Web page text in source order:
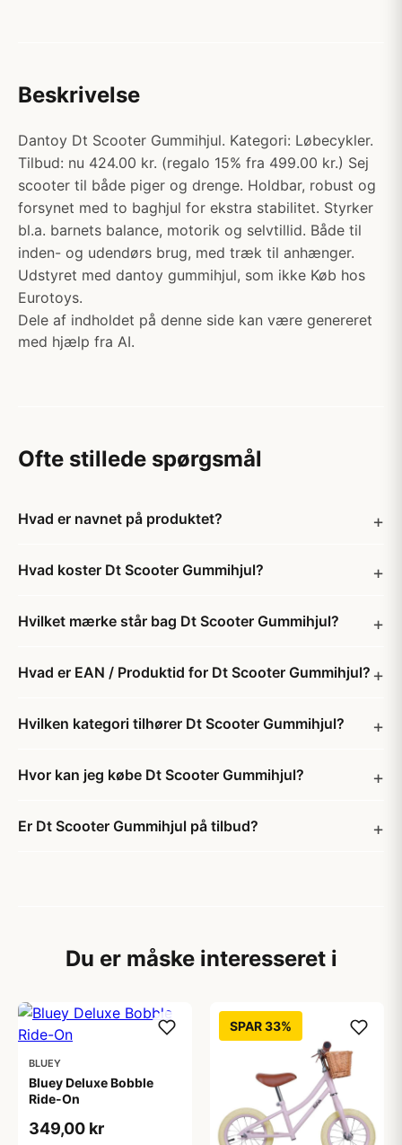
Beskrivelse
Dantoy Dt Scooter Gummihjul. Kategori: Løbecykler.
Tilbud: nu 424.00 kr. (regalo 15% fra 499.00 kr.) Sej
scooter til både piger og drenge. Holdbar, robust og
forsynet med to baghjul for ekstra stabilitet. Styrker
bl.a. barnets balance, motorik og selvtillid. Både til
inden- og udendørs brug, med træk til anhænger.
Udstyret med dantoy gummihjul, som ikke Køb hos
Eurotoys.
Dele af indholdet på denne side kan være genereret
med hjælp fra AI.
Ofte stillede spørgsmål
Hvad er navnet på produktet?
Hvad koster Dt Scooter Gummihjul?
Hvilket mærke står bag Dt Scooter Gummihjul?
Hvad er EAN / Produktid for Dt Scooter Gummihjul?
Hvilken kategori tilhører Dt Scooter Gummihjul?
Hvor kan jeg købe Dt Scooter Gummihjul?
Er Dt Scooter Gummihjul på tilbud?
Du er måske interesseret i
BLUEY
Bluey Deluxe Bobble
Ride-On
349,00 kr
SPAR 33%